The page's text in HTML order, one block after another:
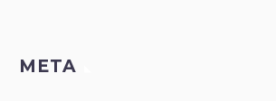
META